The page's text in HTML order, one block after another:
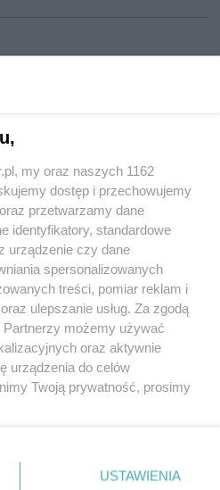
Serwis poczeka
przerwie. Basen
Szczeciński sp. z o.o.
my oraz naszych 1162
dostęp i przechowujemy
przetwarzamy dane
identyfikatory, standardowe
urządzenie czy dane
spersonalizowanych
treści, pomiar reklam i
ulepszanie usług. Za zgodą
możemy używać
oraz aktywnie
urządzenia do celów
Twoją prywatność, prosimy
w lewym dolnym rogu strony
danych nie wymagają
USTAWIENIA